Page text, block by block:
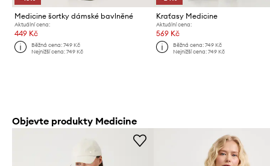
Medicine šortky dámské bavlněné
Aktuální cena:
449 Kč
Běžná cena:749 Kč
Nejnižší cena:749 Kč
Kraťasy Medicine
Aktuální cena:
569 Kč
Běžná cena: 749 Kč
Nejnižší cena: 749 Kč
Objevte produkty Medicine